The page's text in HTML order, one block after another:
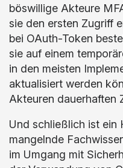
böswillige Akteure
sie den ersten Zugriff
bei OAuth-Token
sie auf einem
in den meisten
aktualisiert werden
Akteuren dauerhaften
Und schließlich ist ein
mangelnde
im Umgang mit